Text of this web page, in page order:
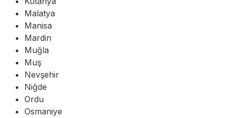
Malatya
Manisa
Mardin
Muğla
Muş
Nevşehir
Niğde
Ordu
Osmaniye